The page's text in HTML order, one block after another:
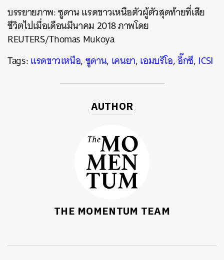
บรรยายภาพ: ซูดาน แรดขาวเหนือตัวผู้ตัวสุดท้ายที่เสีย
ชีวิตไปเมื่อเดือนมีนาคม 2018 ภาพโดย
REUTERS/Thomas Mukoya
Tags:แรดขาวเหนือ,ซูดาน, เคนยา,เอมบริโอ,อิ๊กซี, ICSI
AUTHOR
THE MOMENTUM TEAM